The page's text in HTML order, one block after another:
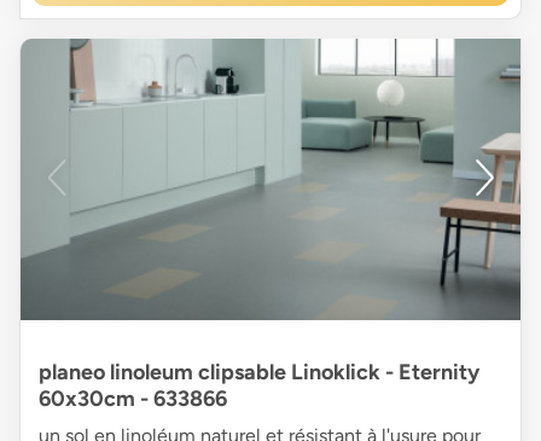
planeo linoleum clipsable Linoklick - Eternity
60x30cm - 633866
un sol en linoléum naturel et résistant à l'usure pour